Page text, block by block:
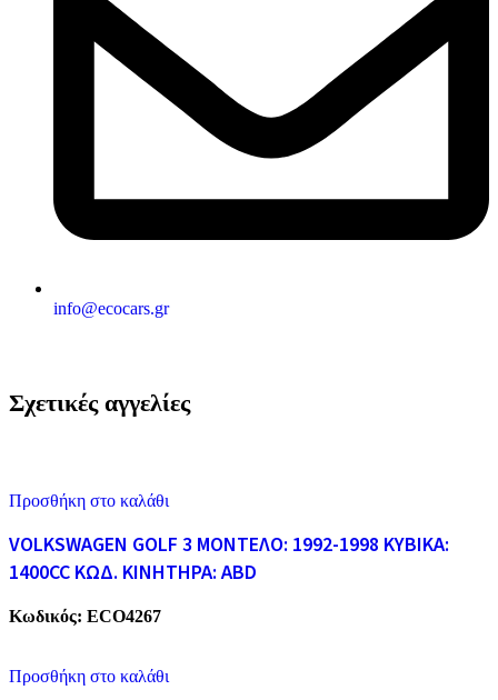
info@ecocars.gr
Σχετικές αγγελίες
Προσθήκη στο καλάθι
VOLKSWAGEN GOLF 3 ΜΟΝΤΕΛΟ: 1992-1998 ΚΥΒΙΚΑ:
1400CC ΚΩΔ. ΚΙΝΗΤΗΡΑ: ABD
Κωδικός: ECO4267
Προσθήκη στο καλάθι